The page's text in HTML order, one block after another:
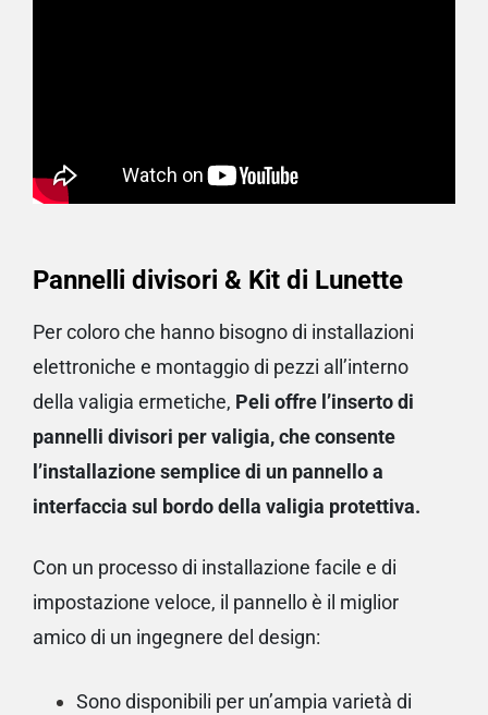
Pannelli divisori & Kit di Lunette
Per coloro che hanno bisogno di installazioni
elettroniche e montaggio di pezzi all’interno
della valigia ermetiche, Peli offre l’inserto di
pannelli divisori per valigia, che consente
l’installazione semplice di un pannello a
interfaccia sul bordo della valigia protettiva.
Con un processo di installazione facile e di
impostazione veloce, il pannello è il miglior
amico di un ingegnere del design:
Sono disponibili per un’ampia varietà di